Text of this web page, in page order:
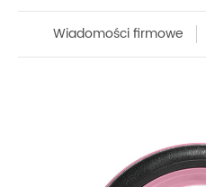
Wiadomości firmowe